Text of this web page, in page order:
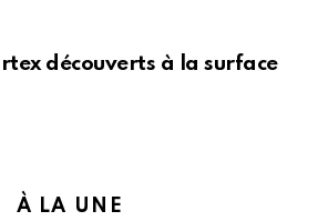
découverts à la surface
À LA UNE